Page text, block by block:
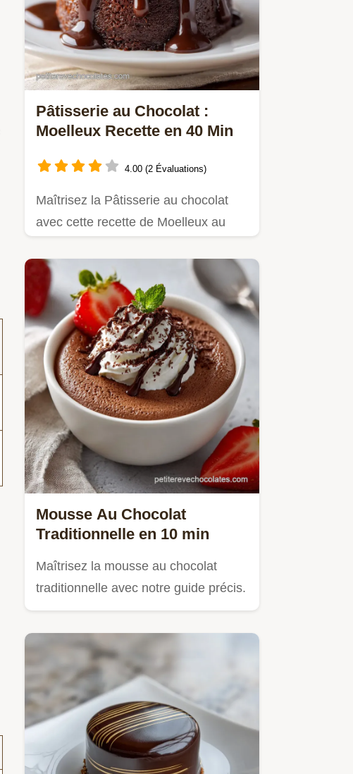
Pâtisserie au Chocolat :
Moelleux Recette en 40 Min
4.00 (2 Évaluations)
Maîtrisez la Pâtisserie au chocolat
avec cette recette de Moelleux au
Mousse Au Chocolat
Traditionnelle en 10 min
Maîtrisez la mousse au chocolat
traditionnelle avec notre guide précis.